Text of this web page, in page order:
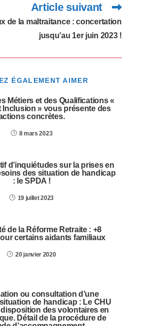
Article suivant
de la maltraitance : concertation
jusqu’au 1er juin 2023 !
ÉGALEMENT AIMER
Métiers et des Qualifications «
Inclusion » vous présente des
concrètes.
8 mars 2023
d’inquiétudes sur la prises en
des situation de handicap
: le SPDA !
19 juillet 2023
de la Réforme Retraite : +8
certains aidants familiaux
20 janvier 2020
ou consultation d’une
de handicap : Le CHU
disposition des volontaires en
Détail de la procédure de